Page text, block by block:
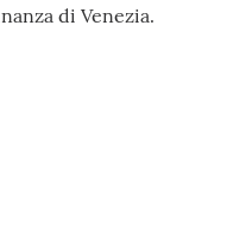
di Venezia.